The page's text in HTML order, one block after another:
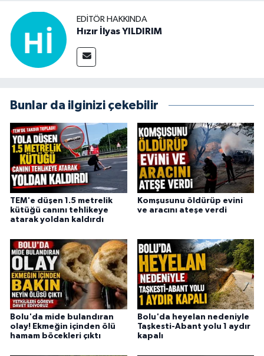
EDITÖR HAKKINDA
Hızır İlyas YILDIRIM
Bunlar da ilginizi çekebilir
TEM'e düşen 1.5 metrelik
kütüğü canını tehlikeye
atarak yoldan kaldırdı
Komşusunu öldürüp evini
ve aracını ateşe verdi
Bolu'da mide bulandıran
olay! Ekmeğin içinden ölü
hamam böcekleri çıktı
Bolu'da heyelan nedeniyle
Taşkesti-Abant yolu 1 aydır
kapalı